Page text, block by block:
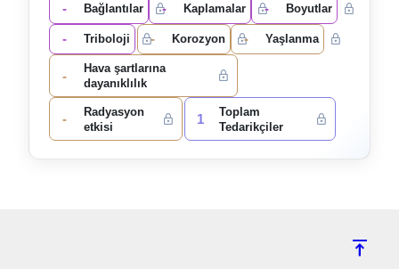
- Bağlantılar - Kaplamalar - Boyutlar
- Triboloji - Korozyon - Yaşlanma
-
Hava şartlarına
dayanıklılık
-
Radyasyon
etkisi
1
Toplam
Tedarikçiler
vertical_align_top